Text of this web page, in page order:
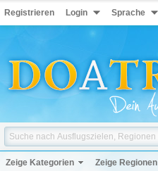
Registrieren Login Sprache
Zeige Kategorien Zeige Regionen